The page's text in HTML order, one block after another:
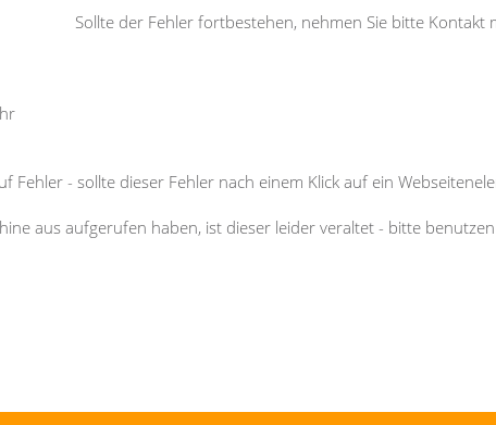
Sollte der Fehler fortbestehen, nehmen Sie bitte Kontakt
Fehler - sollte dieser Fehler nach einem Klick auf ein
aus aufgerufen haben, ist dieser leider veraltet - bitte